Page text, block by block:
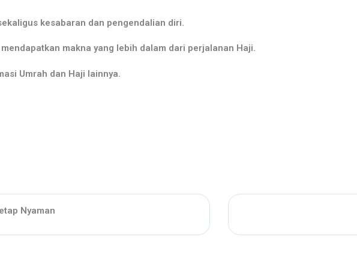
kesabaran dan pengendalian diri.
makna yang lebih dalam dari perjalanan Haji.
Umrah dan Haji lainnya.
Nyaman